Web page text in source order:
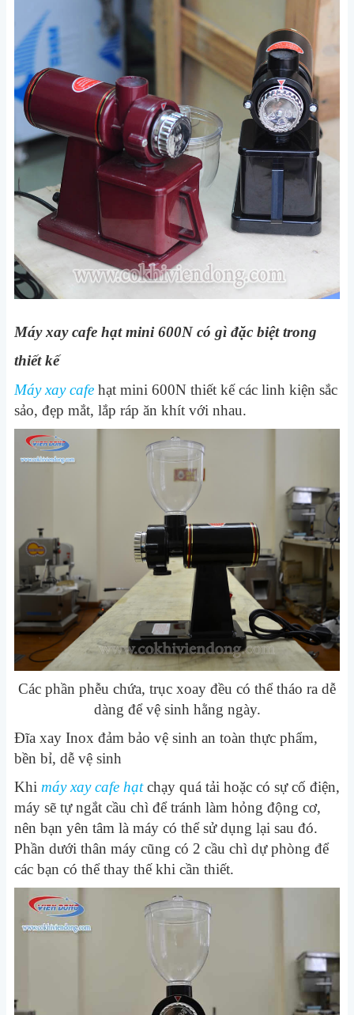
Máy xay cafe hạt mini 600N có gì đặc biệt trong
thiết kế
Máy xay cafe hạt mini 600N thiết kế các linh kiện sắc
sảo, đẹp mắt, lắp ráp ăn khít với nhau.
Các phần phễu chứa, trục xoay đều có thể tháo ra dễ
dàng để vệ sinh hằng ngày.
Đĩa xay Inox đảm bảo vệ sinh an toàn thực phẩm,
bền bỉ, dễ vệ sinh
Khi máy xay cafe hạtchạy quá tải hoặc có sự cố điện,
máy sẽ tự ngắt cầu chì để tránh làm hỏng động cơ,
nên bạn yên tâm là máy có thể sử dụng lại sau đó.
Phần dưới thân máy cũng có 2 cầu chì dự phòng để
các bạn có thể thay thế khi cần thiết.